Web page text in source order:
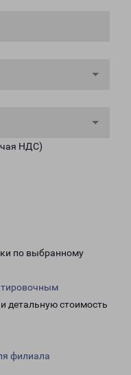
НДС)
по выбранному
детальную стоимость
филиала